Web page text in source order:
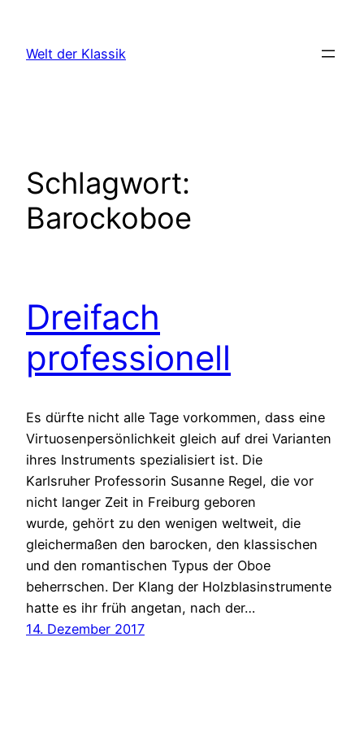
springen
Welt der Klassik
Schlagwort:
Barockoboe
Dreifach
professionell
Es dürfte nicht alle Tage vorkommen, dass eine
Virtuosenpersönlichkeit gleich auf drei Varianten
ihres Instruments spezialisiert ist. Die
Karlsruher Professorin Susanne Regel, die vor
nicht langer Zeit in Freiburg geboren
wurde, gehört zu den wenigen weltweit, die
gleichermaßen den barocken, den klassischen
und den romantischen Typus der Oboe
beherrschen. Der Klang der Holzblasinstrumente
hatte es ihr früh angetan, nach der…
14. Dezember 2017